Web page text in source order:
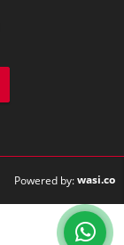
Powered by:wasi.co